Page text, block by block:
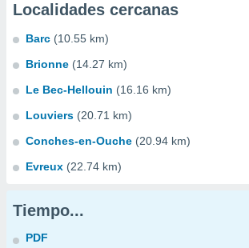
Localidades cercanas
Barc (10.55 km)
Brionne (14.27 km)
Le Bec-Hellouin (16.16 km)
Louviers (20.71 km)
Conches-en-Ouche (20.94 km)
Evreux (22.74 km)
Tiempo...
PDF